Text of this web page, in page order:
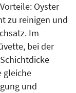
Oyster
zu reinigen und
Im
bei der
gleiche
und